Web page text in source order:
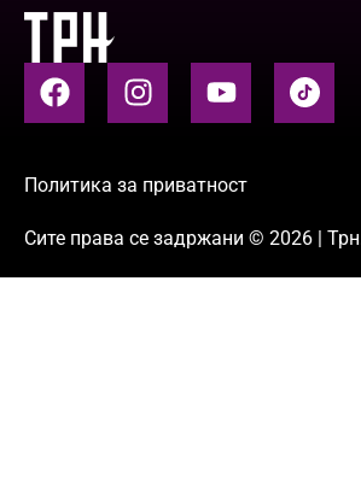
Политика за приватност
Сите права се задржани © 2026 |